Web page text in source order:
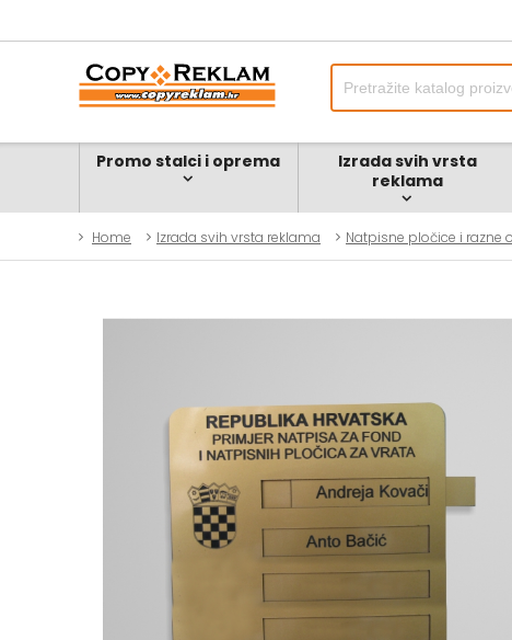
Promo stalci i oprema
Izrada svih vrsta
reklama
Home Izrada svih vrsta reklama Natpisne pločice i razne